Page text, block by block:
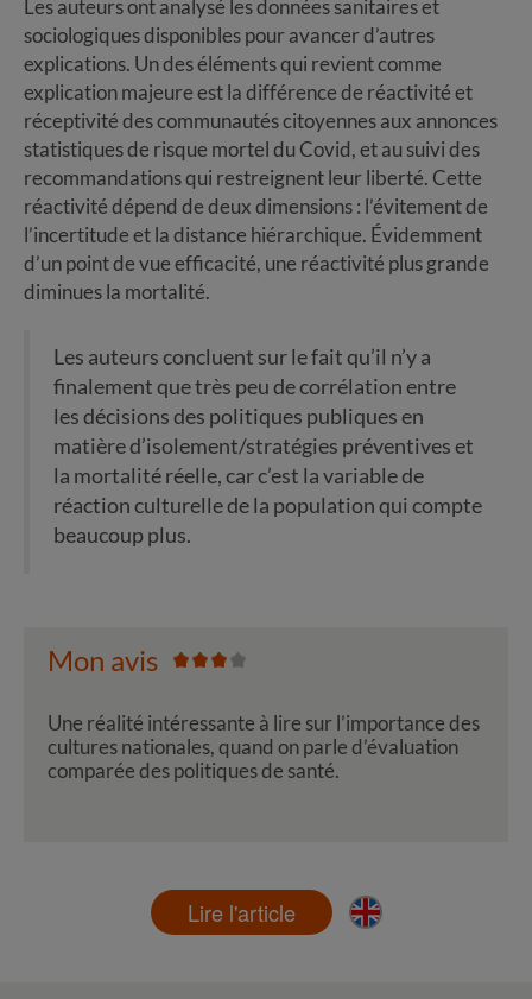
Les auteurs ont analysé les données sanitaires et
sociologiques disponibles pour avancer d’autres
explications. Un des éléments qui revient comme
explication majeure est la différence de réactivité et
réceptivité des communautés citoyennes aux annonces
statistiques de risque mortel du Covid, et au suivi des
recommandations qui restreignent leur liberté. Cette
réactivité dépend de deux dimensions : l’évitement de
l’incertitude et la distance hiérarchique. Évidemment
d’un point de vue efficacité, une réactivité plus grande
diminues la mortalité.
Les auteurs concluent sur le fait qu’il n’y a
finalement que très peu de corrélation entre
les décisions des politiques publiques en
matière d’isolement/stratégies préventives et
la mortalité réelle, car c’est la variable de
réaction culturelle de la population qui compte
beaucoup plus.
Mon avis
Une réalité intéressante à lire sur l’importance des
cultures nationales, quand on parle d’évaluation
comparée des politiques de santé.
Lire l'article